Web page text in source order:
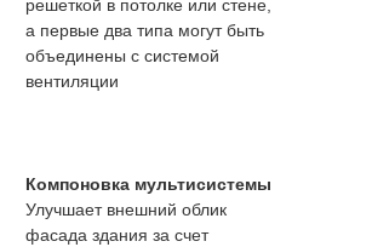
решеткой в потолке или стене,
а первые два типа могут быть
объединены с системой
вентиляции
Компоновка мультисистемы
Улучшает внешний облик
фасада здания за счет